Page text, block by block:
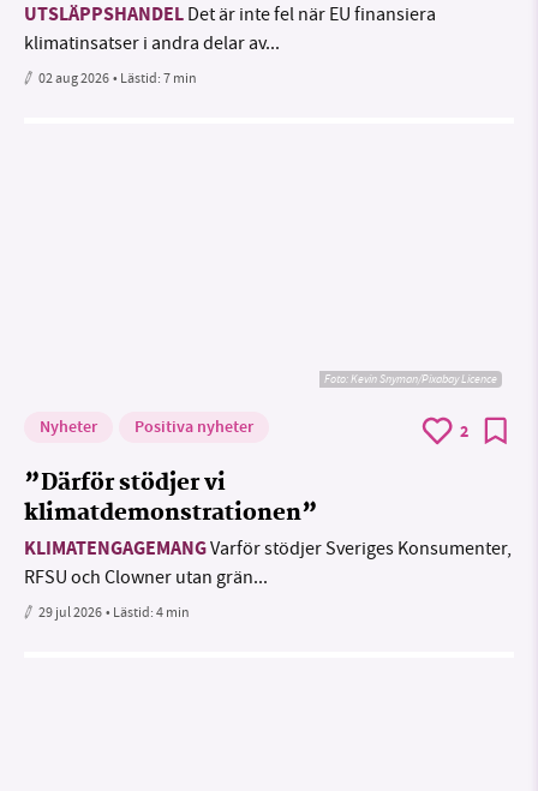
UTSLÄPPSHANDEL Det är inte fel när EU finansiera
klimatinsatser i andra delar av...
02 aug 2026• Lästid:7 min
Foto:Kevin Snyman/Pixabay Licence
Nyheter Positiva nyheter 2
”Därför stödjer vi
klimatdemonstrationen”
KLIMATENGAGEMANGVarför stödjer Sveriges Konsumenter,
RFSU och Clowner utan grän...
29 jul 2026• Lästid:4 min